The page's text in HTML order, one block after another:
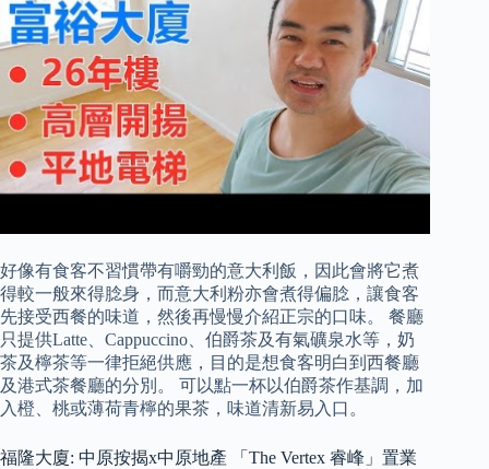
好像有食客不習慣帶有嚼勁的意大利飯，因此會將它煮
得較一般來得腍身，而意大利粉亦會煮得偏腍，讓食客
先接受西餐的味道，然後再慢慢介紹正宗的口味。 餐廳
只提供Latte、Cappuccino、伯爵茶及有氣礦泉水等，奶
茶及檸茶等一律拒絕供應，目的是想食客明白到西餐廳
及港式茶餐廳的分別。 可以點一杯以伯爵茶作基調，加
入橙、桃或薄荷青檸的果茶，味道清新易入口。
福隆大廈: 中原按揭x中原地產 「The Vertex 睿峰」置業